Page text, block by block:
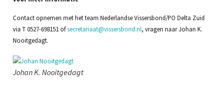
Contact opnemen met het team Nederlandse Vissersbond/PO Delta Zuid
via T 0527-698151 ofsecretariaat@vissersbond.nl, vragen naar Johan K.
Nooitgedagt.
Johan K. Nooitgedagt